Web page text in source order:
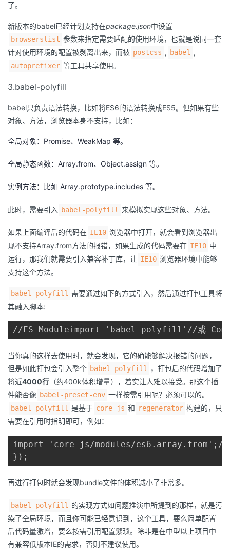
了。
新版本的babel已经计划支持在package.json中设置
browserslist 参数来指定需要适配的使用环境，也就是说同一套
针对使用环境的配置被剥离出来，而被 postcss , babel ,
autoprefixer 等工具共享使用。
3.babel-polyfill
babel只负责语法转换，比如将ES6的语法转换成ES5。但如果有些
对象、方法，浏览器本身不支持，比如：
全局对象：Promise、WeakMap 等。
全局静态函数：Array.from、Object.assign 等。
实例方法：比如 Array.prototype.includes 等。
此时，需要引入 babel-polyfill 来模拟实现这些对象、方法。
如果上面编译后的代码在 IE10 浏览器中打开，就会看到浏览器出
现不支持Array.from方法的报错，如果生成的代码需要在 IE10 中
运行，那我们就需要引入兼容补丁库，让 IE10 浏览器环境中能够
支持这个方法。
babel-polyfill
需要通过如下的方式引入，然后通过打包工具将
其融入脚本:
//ES Moduleimport 'babel-polyfill'//或
当你真的这样去使用时，就会发现，它的确能够解决报错的问题，
但是如此打包会引入整个 babel-polyfill
，打包后的代码增加了
将近4000行 （约400k体积增量），着实让人难以接受。那这个插
件能否像 babel-preset-env 一样按需引用呢？必须可以的。
babel-polyfill 是基于 core-js 和 regenerator 构建的，只
需要在引用时指明即可，例如：
import 'core-js/modules/es6.array.from';//
});
再进行打包时就会发现bundle文件的体积减小了非常多。
babel-polyfill
的实现方式如问题推演中所提到的那样，就是污
染了全局环境，而且你可能已经意识到，这个工具，要么简单配置
后代码量激增，要么按需引用配置繁琐。除非是在中型以上项目中
有兼容低版本IE的需求，否则不建议使用。